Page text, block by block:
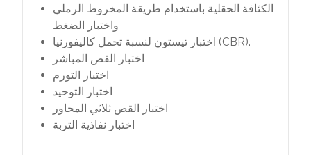
الكثافة الحقلية باستخدام طريقة المخروط الرملي
واختبار الضغط
اختبار تيستون لنسبة تحمل كاليفورنيا (CBR).
اختبار القص المباشر
اختبار التورم
اختبار التوحيد
اختبار القص ثلاثي المحاور
اختبار نفاذية التربة